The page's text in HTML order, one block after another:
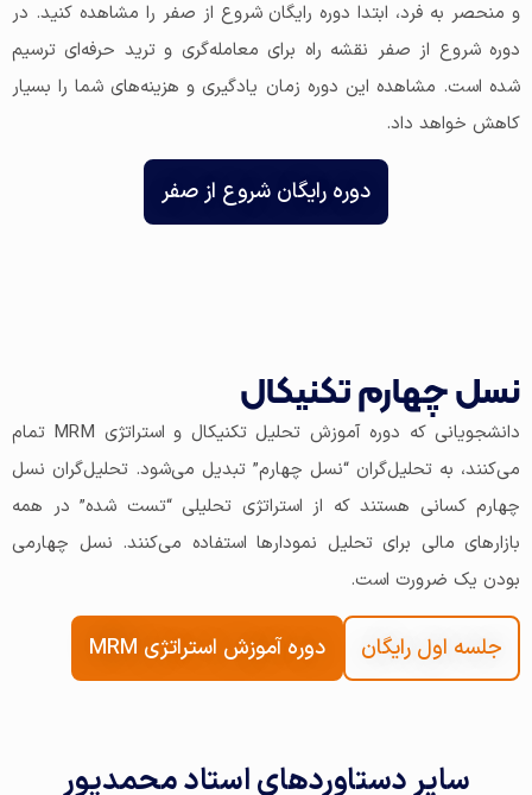
و منحصر به فرد، ابتدا دوره رایگان شروع از صفر را مشاهده کنید. در
دوره شروع از صفر نقشه راه برای معامله‌گری و ترید حرفه‌ای ترسیم
شده است. مشاهده این دوره زمان یادگیری و هزینه‌های شما را بسیار
کاهش خواهد داد.
دوره رایگان شروع از صفر
نسل چهارم تکنیکال
دانشجویانی که دوره آموزش تحلیل تکنیکال و استراتژی MRM تمام
می‌کنند، به تحلیل‌گران “نسل چهارم” تبدیل می‌شود. تحلیل‌گران نسل
چهارم کسانی هستند که از استراتژی تحلیلی “تست شده” در همه
بازارهای مالی برای تحلیل نمودارها استفاده می‌کنند. نسل چهارمی
بودن یک ضرورت است.
جلسه اول رایگان دوره آموزش استراتژی MRM
سایر دستاوردهای استاد محمدپور